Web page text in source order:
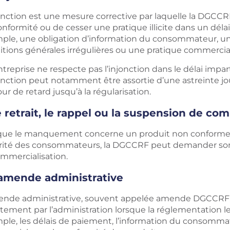
est une mesure corrective par laquelle la
ou de cesser une pratique illicite dans un
une obligation d’information du consommateur,
générales irrégulières ou une pratique
ne respecte pas l’injonction dans le délai
peut notamment être assortie d’une astreinte
de retard jusqu’à la régularisation.
retrait, le rappel ou la suspension de
le manquement concerne un produit non
des consommateurs, la DGCCRF peut demander
administrative
administrative, souvent appelée amende
par l’administration lorsque la réglementation
les délais de paiement, l’information du